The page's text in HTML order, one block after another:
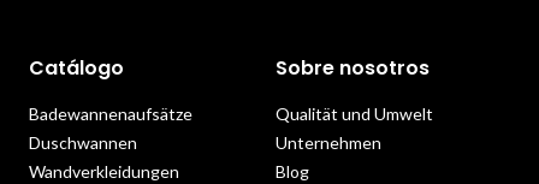
Catálogo
Badewannenaufsätze
Duschwannen
Wandverkleidungen
Sobre nosotros
Qualität und Umwelt
Unternehmen
Blog